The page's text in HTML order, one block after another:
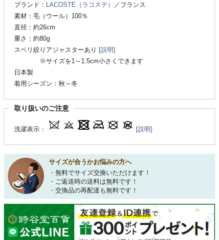
ブランド：
LACOSTE（ラコステ）
／フランス
素材：毛（ウール）100％
直径：約26cm
重さ：約80g
スベリ絞りアジャスターあり [説明]
※サイズを1～1.5cm小さくできます
日本製
着用シーズン：秋～冬
取り扱いのご注意
洗濯表示： [説明]
サイズが合うかお悩みの方へ
・無料でサイズ交換いただけます！
・ご返送時の送料は無料です！
・交換品の再配達も無料です！